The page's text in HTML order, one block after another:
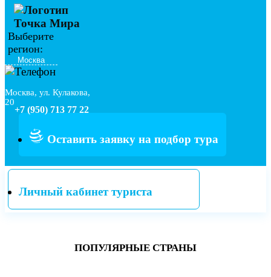
Выберите
регион:
Москва, ул. Кулакова,
20
+7 (950) 713 77 22
Оставить заявку на подбор тура
Личный кабинет туриста
ПОПУЛЯРНЫЕ СТРАНЫ